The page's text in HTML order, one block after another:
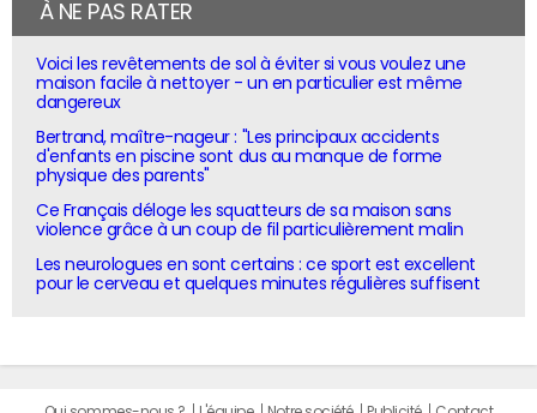
À NE PAS RATER
Voici les revêtements de sol à éviter si vous voulez une
maison facile à nettoyer - un en particulier est même
dangereux
Bertrand, maître-nageur : "Les principaux accidents
d'enfants en piscine sont dus au manque de forme
physique des parents"
Ce Français déloge les squatteurs de sa maison sans
violence grâce à un coup de fil particulièrement malin
Les neurologues en sont certains : ce sport est excellent
pour le cerveau et quelques minutes régulières suffisent